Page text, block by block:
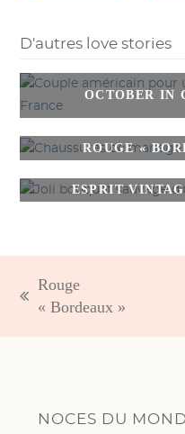
D'autres love stories
OCTOBER IN
ROUGE «
ESPRIT
previous
Rouge
« Bordeaux »
NOCES DU